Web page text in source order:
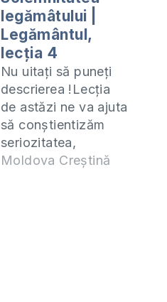
legămâtului |
Legământul,
lecția 4
Nu uitați să puneți
descrierea !Lecția
de astăzi ne va ajuta
să conștientizăm
seriozitatea,
gravitatea unui
Moldova Creștină